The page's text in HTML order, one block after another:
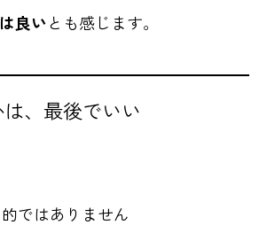
良いとも感じます。
、最後でいい
ではありません